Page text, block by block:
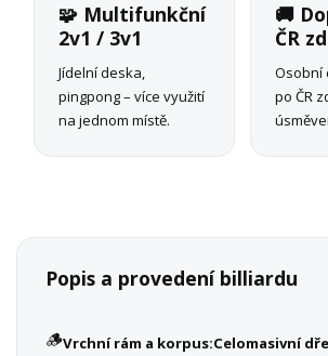
🧩 Multifunkční
2v1 / 3v1
Jídelní deska,
pingpong – více využití
na jednom místě.
🚚
ČR
Osobní
po ČR
Popis a provedení billiardu
🪵Vrchní rám a korpus:Celomasivní